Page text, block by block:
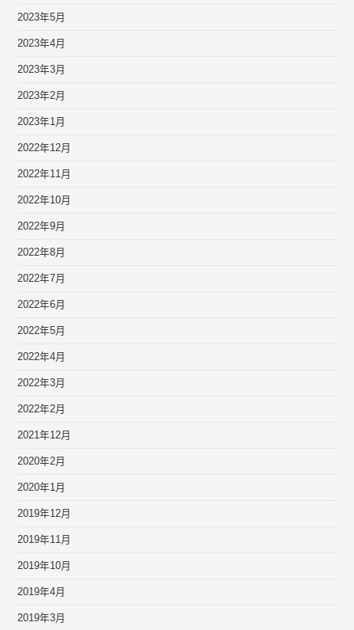
2023年5月
2023年4月
2023年3月
2023年2月
2023年1月
2022年12月
2022年11月
2022年10月
2022年9月
2022年8月
2022年7月
2022年6月
2022年5月
2022年4月
2022年3月
2022年2月
2021年12月
2020年2月
2020年1月
2019年12月
2019年11月
2019年10月
2019年4月
2019年3月